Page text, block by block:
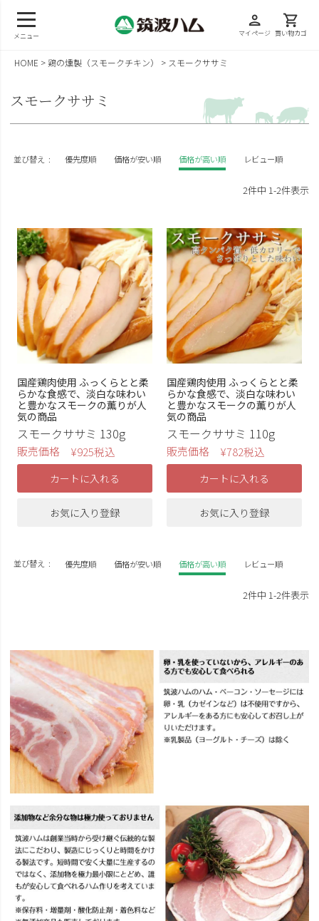
メニュー
person
マイページ
shopping_cart
買い物カゴ
HOME 鶏の燻製（スモークチキン） スモークササミ
スモークササミ
並び替え 優先度順 価格が安い順 価格が高い順 レビュー順
2件中 1-2件表示
国産鶏肉使用 ふっくらとと柔
らかな食感で、淡白な味わい
と豊かなスモークの薫りが人
気の商品
スモークササミ 130g
販売価格 ¥925税込
カートに入れる
お気に入り登録
国産鶏肉使用 ふっくらとと柔
らかな食感で、淡白な味わい
と豊かなスモークの薫りが人
気の商品
スモークササミ 110g
販売価格 ¥782税込
カートに入れる
お気に入り登録
並び替え 優先度順 価格が安い順 価格が高い順 レビュー順
2件中 1-2件表示